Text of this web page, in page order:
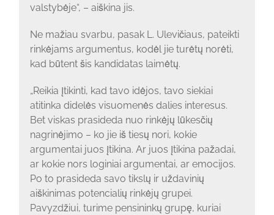
valstybėje“, – aiškina jis.
Ne mažiau svarbu, pasak L. Ulevičiaus, pateikti
rinkėjams argumentus, kodėl jie turėtų norėti,
kad būtent šis kandidatas laimėtų.
„Reikia įtikinti, kad tavo idėjos, tavo siekiai
atitinka didelės visuomenės dalies interesus.
Bet viskas prasideda nuo rinkėjų lūkesčių
nagrinėjimo – ko jie iš tiesų nori, kokie
argumentai juos įtikina. Ar juos įtikina pažadai,
ar kokie nors loginiai argumentai, ar emocijos.
Po to prasideda savo tikslų ir uždavinių
aiškinimas potencialių rinkėjų grupei.
Pavyzdžiui, turime pensininkų grupę, kuriai